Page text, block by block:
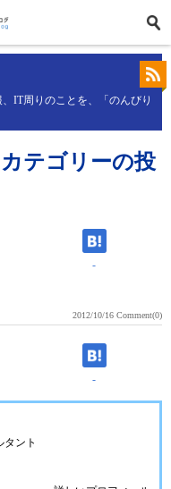
IT周りのことを、「のんびり
テゴリーの投
-
2012/10/16 Comment(0)
-
ント